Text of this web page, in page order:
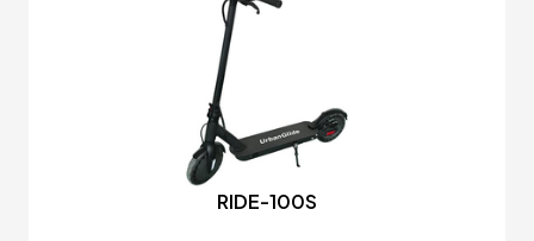
RIDE-100S